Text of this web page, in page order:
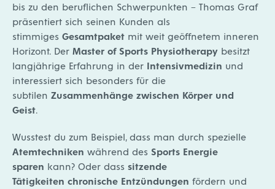
bis zu den beruflichen Schwerpunkten – Thomas Graf
präsentiert sich seinen Kunden als
stimmiges Gesamtpaket mit weit geöffnetem inneren
Horizont. Der Master of Sports Physiotherapy besitzt
langjährige Erfahrung in der Intensivmedizin und
interessiert sich besonders für die
subtilen Zusammenhänge zwischen Körper und
Geist.
Wusstest du zum Beispiel, dass man durch spezielle
Atemtechniken während des Sports Energie
sparen kann? Oder dass sitzende
Tätigkeiten chronische Entzündungen fördern und